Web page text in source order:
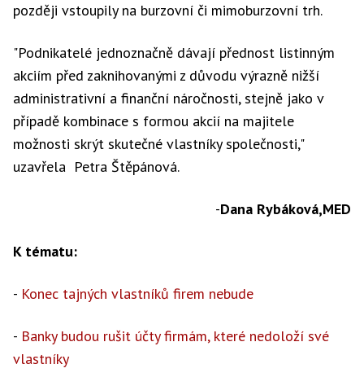
později vstoupily na burzovní či mimoburzovní trh.
"Podnikatelé jednoznačně dávají přednost listinným
akciím před zaknihovanými z důvodu výrazně nižší
administrativní a finanční náročnosti, stejně jako v
případě kombinace s formou akcií na majitele
možnosti skrýt skutečné vlastníky společnosti,"
uzavřela Petra Štěpánová.
-Dana Rybáková,MED
K tématu:
- Konec tajných vlastníků firem nebude
- Banky budou rušit účty firmám, které nedoloží své
vlastníky